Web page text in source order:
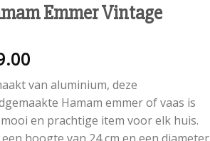
Emmer Vintage
van aluminium, deze
Hamam emmer of vaas is
en prachtige item voor elk huis.